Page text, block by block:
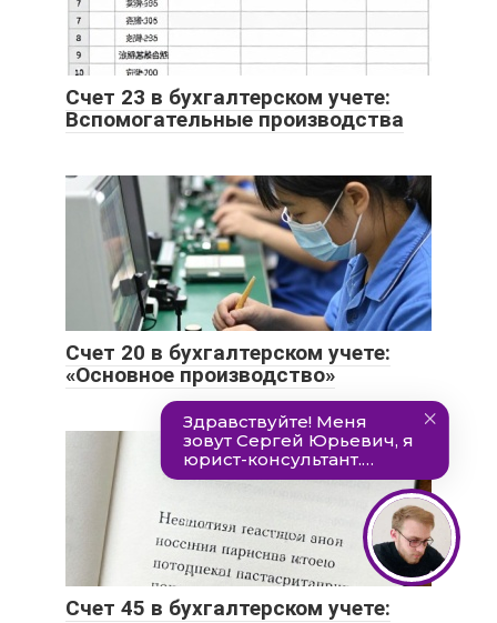
Счет 23 в бухгалтерском учете:
Вспомогательные производства
Счет 20 в бухгалтерском учете:
«Основное производство»
Счет 45 в бухгалтерском учете: